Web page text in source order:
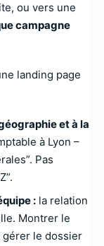
ou vers une
campagne
landing page
et à la
à Lyon –
Pas
:la relation
Montrer le
le dossier